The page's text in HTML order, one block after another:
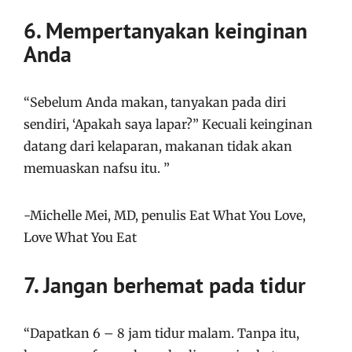
6. Mempertanyakan keinginan
Anda
“Sebelum Anda makan, tanyakan pada diri
sendiri, ‘Apakah saya lapar?” Kecuali keinginan
datang dari kelaparan, makanan tidak akan
memuaskan nafsu itu. ”
-Michelle Mei, MD, penulis Eat What You Love,
Love What You Eat
7. Jangan berhemat pada tidur
“Dapatkan 6 – 8 jam tidur malam. Tanpa itu,